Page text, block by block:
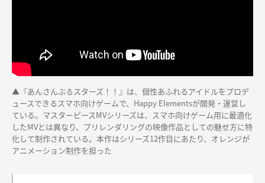
▲『あんさんぶるスターズ！！』は、個性あふれるアイドルをプロデ
ュースできるスマホ向けゲームで、Happy Elementsが開発・運営し
ている。マスターピースMVシリーズは、スマホ向けゲーム用に最適化
したMVとは異なり、プリレンダリングの映像作品としての魅せ方に特
化して制作されている。本作はシリーズ12作目にあたり、オレンジが
アニメーション制作を担った